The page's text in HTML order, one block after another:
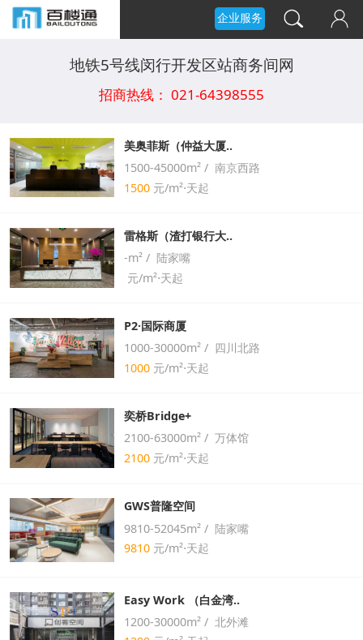
企业服务
地铁5号线闵行开发区站商务间网
招商热线： 021-64398555
美奥菲斯（仲益大厦..
1500-45000m² / 南京西路
1500 元/m²⋅天起
雷格斯（渣打银行大..
-m² / 陆家嘴
元/m²⋅天起
P2·国际商厦
1000-30000m² / 四川北路
1000 元/m²⋅天起
奕桥Bridge+
2100-63000m² / 万体馆
2100 元/m²⋅天起
GWS普隆空间
9810-52045m² / 陆家嘴
9810 元/m²⋅天起
Easy Work （白金湾..
1200-30000m² / 北外滩